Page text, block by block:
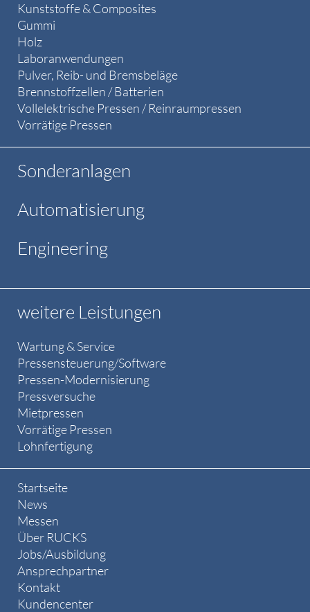
Kunststoffe & Composites
Gummi
Holz
Laboranwendungen
Pulver, Reib- und Bremsbeläge
Brennstoffzellen / Batterien
Vollelektrische Pressen / Reinraumpressen
Vorrätige Pressen
Sonderanlagen
Automatisierung
Engineering
weitere Leistungen
Wartung & Service
Pressensteuerung/Software
Pressen-Modernisierung
Pressversuche
Mietpressen
Vorrätige Pressen
Lohnfertigung
Startseite
News
Messen
Über RUCKS
Jobs/Ausbildung
Ansprechpartner
Kontakt
Kundencenter